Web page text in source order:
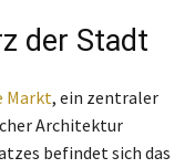
der Stadt
Markt, ein zentraler
Architektur
befindet sich das